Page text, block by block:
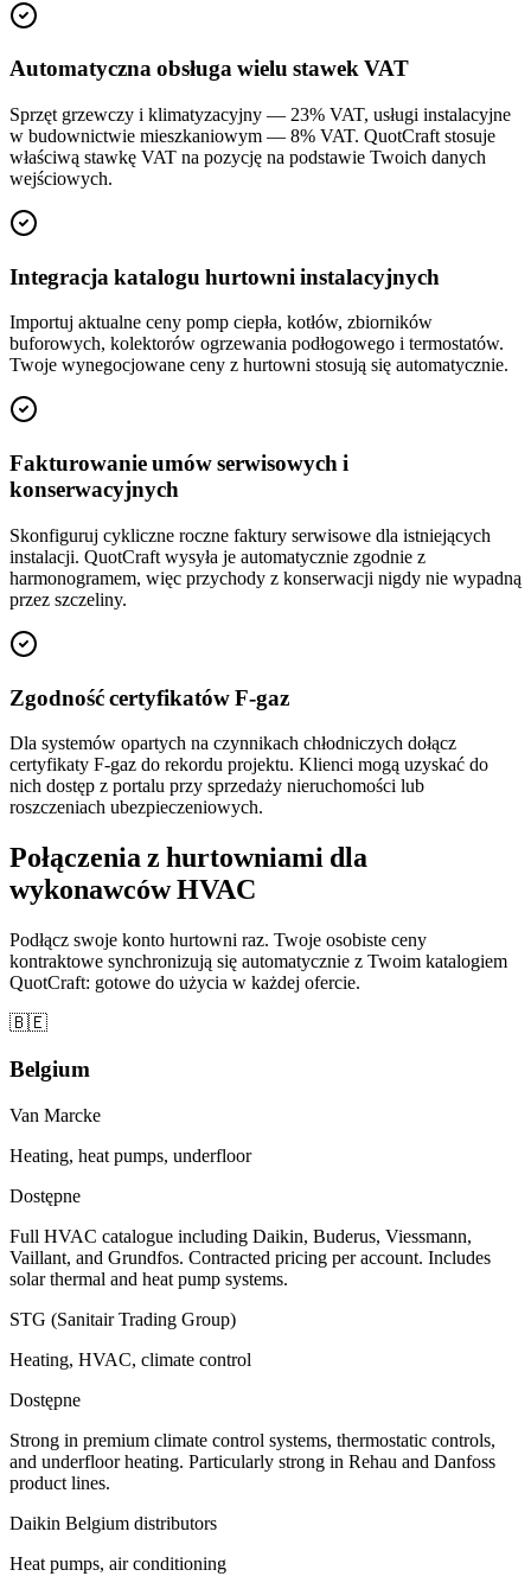
Automatyczna obsługa wielu stawek VAT
Sprzęt grzewczy i klimatyzacyjny — 23% VAT, usługi instalacyjne
w budownictwie mieszkaniowym — 8% VAT. QuotCraft stosuje
właściwą stawkę VAT na pozycję na podstawie Twoich danych
wejściowych.
Integracja katalogu hurtowni instalacyjnych
Importuj aktualne ceny pomp ciepła, kotłów, zbiorników
buforowych, kolektorów ogrzewania podłogowego i termostatów.
Twoje wynegocjowane ceny z hurtowni stosują się automatycznie.
Fakturowanie umów serwisowych i
konserwacyjnych
Skonfiguruj cykliczne roczne faktury serwisowe dla istniejących
instalacji. QuotCraft wysyła je automatycznie zgodnie z
harmonogramem, więc przychody z konserwacji nigdy nie wypadną
przez szczeliny.
Zgodność certyfikatów F-gaz
Dla systemów opartych na czynnikach chłodniczych dołącz
certyfikaty F-gaz do rekordu projektu. Klienci mogą uzyskać do
nich dostęp z portalu przy sprzedaży nieruchomości lub
roszczeniach ubezpieczeniowych.
Połączenia z hurtowniami dla
wykonawców HVAC
Podłącz swoje konto hurtowni raz. Twoje osobiste ceny
kontraktowe synchronizują się automatycznie z Twoim katalogiem
QuotCraft: gotowe do użycia w każdej ofercie.
🇧🇪
Belgium
Van Marcke
Heating, heat pumps, underfloor
Dostępne
Full HVAC catalogue including Daikin, Buderus, Viessmann,
Vaillant, and Grundfos. Contracted pricing per account. Includes
solar thermal and heat pump systems.
STG (Sanitair Trading Group)
Heating, HVAC, climate control
Dostępne
Strong in premium climate control systems, thermostatic controls,
and underfloor heating. Particularly strong in Rehau and Danfoss
product lines.
Daikin Belgium distributors
Heat pumps, air conditioning